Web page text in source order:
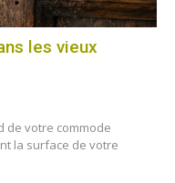
les vieux
de votre commode
la surface de votre